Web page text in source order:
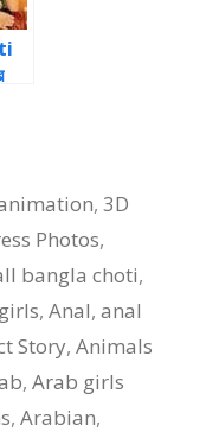
,3D
Photos,
bangla choti,
, Anal, anal
Story, Animals
, Arab girls
, Arabian,